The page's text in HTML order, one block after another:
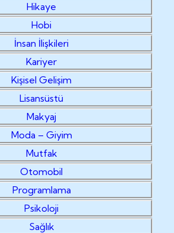
Hikaye
Hobi
İnsan İlişkileri
Kariyer
Kişisel Gelişim
Lisansüstü
Makyaj
Moda – Giyim
Mutfak
Otomobil
Programlama
Psikoloji
Sağlık